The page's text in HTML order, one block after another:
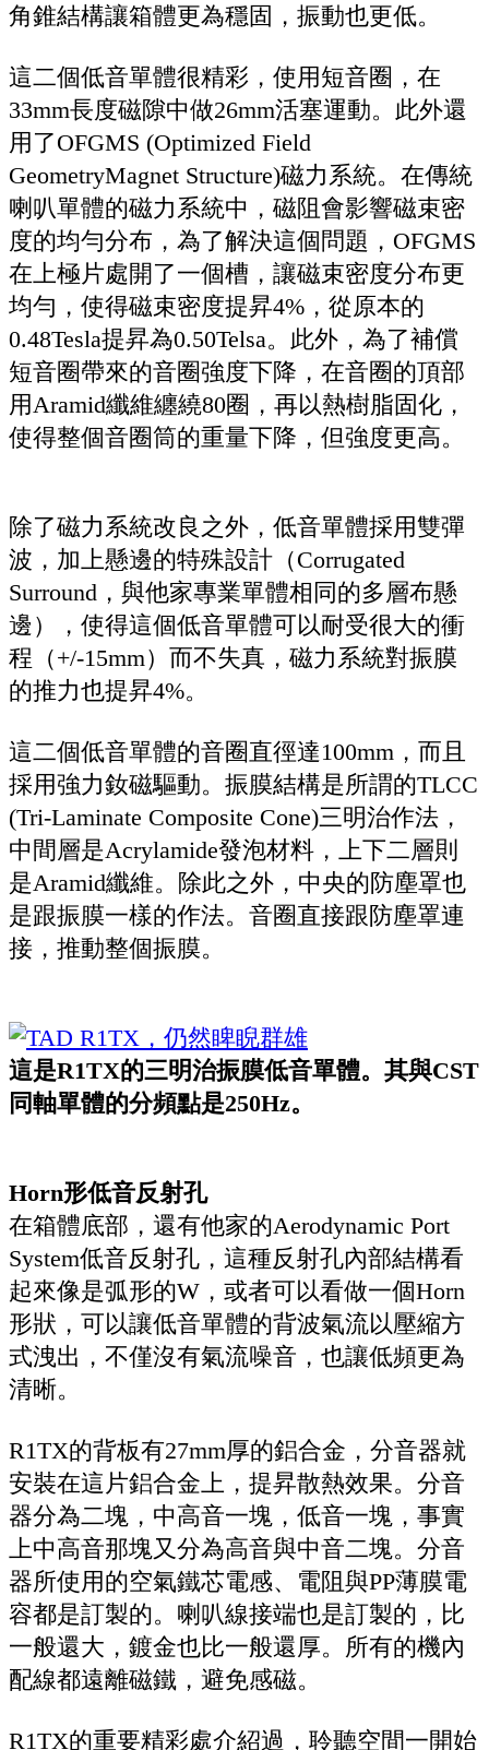
角錐結構讓箱體更為穩固，振動也更低。
這二個低音單體很精彩，使用短音圈，在
33mm長度磁隙中做26mm活塞運動。此外還
用了OFGMS (Optimized Field
GeometryMagnet Structure)磁力系統。在傳統
喇叭單體的磁力系統中，磁阻會影響磁束密
度的均勻分布，為了解決這個問題，OFGMS
在上極片處開了一個槽，讓磁束密度分布更
均勻，使得磁束密度提昇4%，從原本的
0.48Tesla提昇為0.50Telsa。此外，為了補償
短音圈帶來的音圈強度下降，在音圈的頂部
用Aramid纖維纏繞80圈，再以熱樹脂固化，
使得整個音圈筒的重量下降，但強度更高。
除了磁力系統改良之外，低音單體採用雙彈
波，加上懸邊的特殊設計（Corrugated
Surround，與他家專業單體相同的多層布懸
邊），使得這個低音單體可以耐受很大的衝
程（+/-15mm）而不失真，磁力系統對振膜
的推力也提昇4%。
這二個低音單體的音圈直徑達100mm，而且
採用強力釹磁驅動。振膜結構是所謂的TLCC
(Tri-Laminate Composite Cone)三明治作法，
中間層是Acrylamide發泡材料，上下二層則
是Aramid纖維。除此之外，中央的防塵罩也
是跟振膜一樣的作法。音圈直接跟防塵罩連
接，推動整個振膜。
這是R1TX的三明治振膜低音單體。其與CST
同軸單體的分頻點是250Hz。
Horn形低音反射孔
在箱體底部，還有他家的Aerodynamic Port
System低音反射孔，這種反射孔內部結構看
起來像是弧形的W，或者可以看做一個Horn
形狀，可以讓低音單體的背波氣流以壓縮方
式洩出，不僅沒有氣流噪音，也讓低頻更為
清晰。
R1TX的背板有27mm厚的鋁合金，分音器就
安裝在這片鋁合金上，提昇散熱效果。分音
器分為二塊，中高音一塊，低音一塊，事實
上中高音那塊又分為高音與中音二塊。分音
器所使用的空氣鐵芯電感、電阻與PP薄膜電
容都是訂製的。喇叭線接端也是訂製的，比
一般還大，鍍金也比一般還厚。所有的機內
配線都遠離磁鐵，避免感磁。
R1TX的重要精彩處介紹過，聆聽空間一開始